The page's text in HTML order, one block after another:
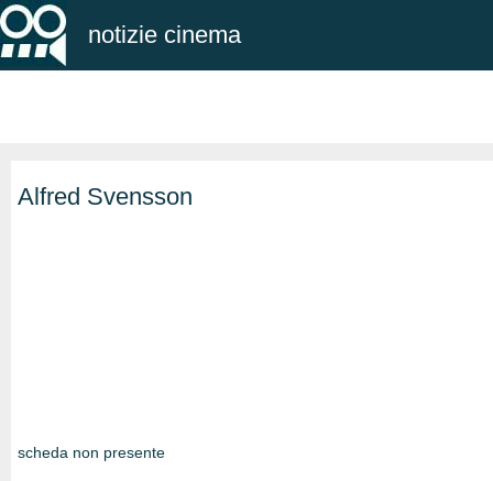
notizie cinema
Alfred Svensson
scheda non presente